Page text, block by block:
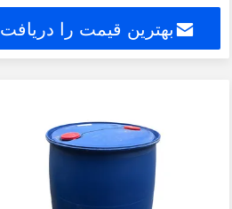
بهترین قیمت را دریافت